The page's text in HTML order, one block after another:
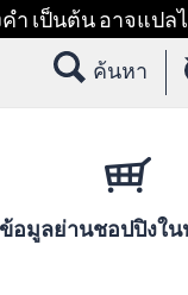
ำ เป็นต้น อาจแป
ค้นหา
ข้อมูลย่านชอปปิงใน